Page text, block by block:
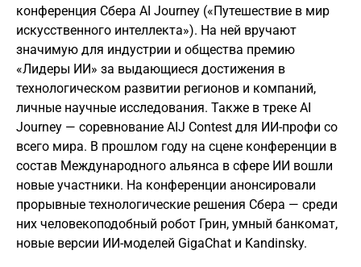
конференция Сбера AI Journey («Путешествие в мир
искусственного интеллекта»). На ней вручают
значимую для индустрии и общества премию
«Лидеры ИИ» за выдающиеся достижения в
технологическом развитии регионов и компаний,
личные научные исследования. Также в треке AI
Journey — соревнование AIJ Contest для ИИ-профи со
всего мира. В прошлом году на сцене конференции в
состав Международного альянса в сфере ИИ вошли
новые участники. На конференции анонсировали
прорывные технологические решения Сбера — среди
них человекоподобный робот Грин, умный банкомат,
новые версии ИИ-моделей GigaChat и Kandinsky.